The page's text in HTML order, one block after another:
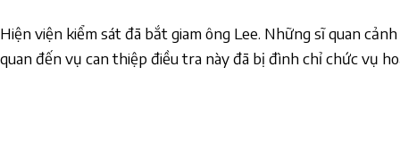
Hiện viện kiểm sát đã bắt giam ông Lee. Những sĩ quan
quan đến vụ can thiệp điều tra này đã bị đình chỉ chức vụ